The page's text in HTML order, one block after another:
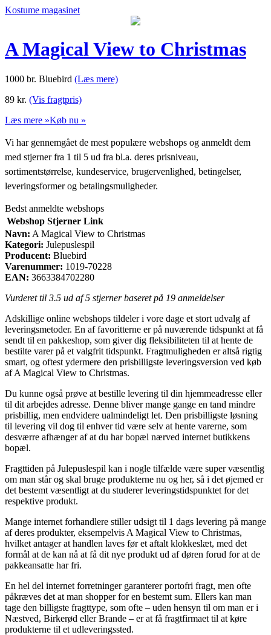
Kostume magasinet
A Magical View to Christmas
1000 br. Bluebird (Læs mere)
89 kr. (Vis fragtpris)
Læs mere »Køb nu »
Vi har gennemgået de mest populære webshops og anmeldt dem
med stjerner fra 1 til 5 ud fra bl.a. deres prisniveau,
sortimentstørrelse, kundeservice, brugervenlighed, betingelser,
leveringsformer og betalingsmuligheder.
Bedst anmeldte webshops
Webshop Stjerner Link
Navn: A Magical View to Christmas
Kategori: Julepuslespil
Producent: Bluebird
Varenummer: 1019-70228
EAN: 3663384702280
Vurderet til 3.5 ud af 5 stjerner baseret på 19 anmeldelser
Adskillige online webshops tildeler i vore dage et stort udvalg af
leveringsmetoder. En af favoritterne er på nuværende tidspunkt at få
sendt til en pakkeshop, som giver dig fleksibiliteten til at hente de
bestilte varer på et valgfrit tidspunkt. Fragtmuligheden er altså rigtig
smart, og oftest ydermere den prisbilligste leveringsversion ved køb
af A Magical View to Christmas.
Du kunne også prøve at bestille levering til din hjemmeadresse eller
til dit arbejdes adresse. Denne bliver mange gange en tand mindre
prisbillig, men endvidere ualmindeligt let. Den prisbilligste løsning
til levering vil dog til enhver tid være selv at hente varerne, som
desværre afhænger af at du har bopæl nærved internet butikkens
bopæl.
Fragttiden på Julepuslespil kan i nogle tilfælde være super væsentlig
om man står og skal bruge produkterne nu og her, så i det øjemed er
det bestemt væsentligt at du studerer leveringstidspunktet for det
respektive produkt.
Mange internet forhandlere stiller udsigt til 1 dags levering på mange
af deres produkter, eksempelvis A Magical View to Christmas,
hvilket antager at handlen laves før et aftalt klokkeslæt, med det
formål at de kan nå at få dit nye produkt ud af døren forud for at de
pakkeansatte har fri.
En hel del internet forretninger garanterer portofri fragt, men ofte
påkræves det at man shopper for en bestemt sum. Ellers kan man
tage den billigste fragttype, som ofte – uden hensyn til om man er i
Næstved, Birkerød eller Brande – er at få fragtfirmaet til at køre
produkterne til et udleveringssted.